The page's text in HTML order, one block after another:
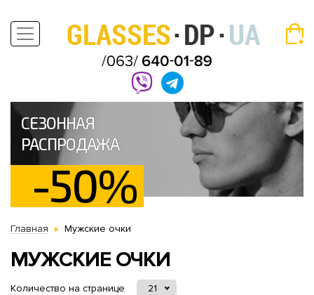
СЕЗОННАЯ
РАСПРОДАЖА
-50%
Главная Мужские очки
МУЖСКИЕ ОЧКИ
Количество на странице
21